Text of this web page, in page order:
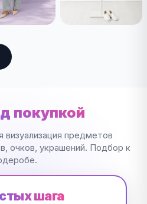
покупкой
предметов
очков, украшений. Подбор к
шага